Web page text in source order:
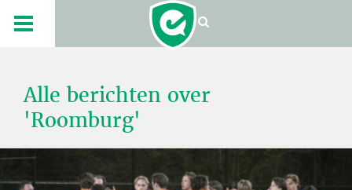
Alle berichten over
'Roomburg'